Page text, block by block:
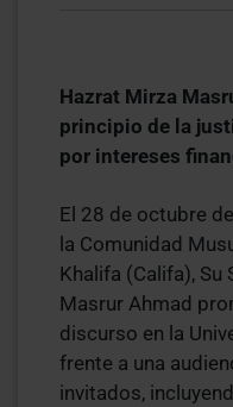
Hazrat Mirza
principio de la
por intereses
El 28 de octubre
la Comunidad
Khalifa (Califa), Su
Masrur Ahmad
discurso en la
frente a una
invitados,